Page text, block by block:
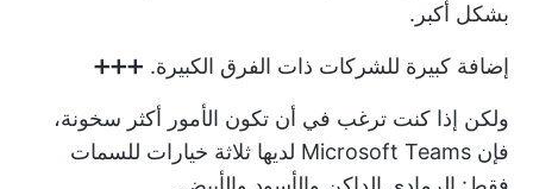
بشكل أكبر.
إضافة كبيرة للشركات ذات الفرق الكبيرة. ➕➕➕
ولكن إذا كنت ترغب في أن تكون الأمور أكثر سخونة،
فإن Microsoft Teams لديها ثلاثة خيارات للسمات